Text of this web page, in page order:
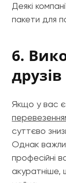
Деякі
пакети для
6.
друзів
Якщо у вас є
суттєво
Однак
професійні
акуратніше,